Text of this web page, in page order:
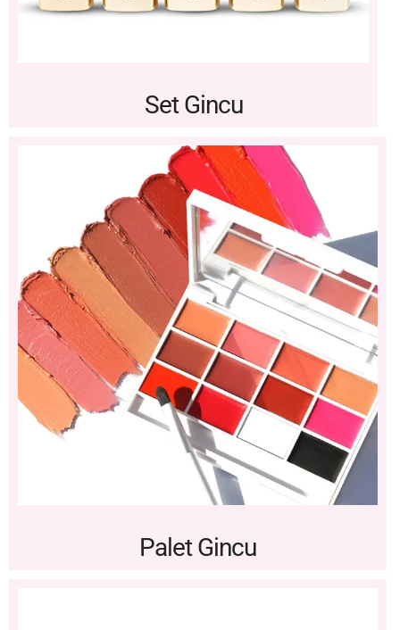
Set Gincu
Palet Gincu